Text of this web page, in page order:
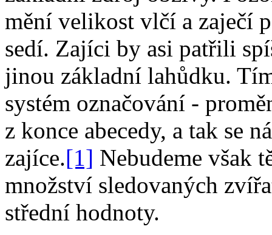
mění velikost vlčí a zaječí
sedí. Zajíci by asi patřili
jinou základní lahůdku.
systém označování -
z konce abecedy, a tak se
zajíce.[1] Nebudeme však
množství sledovaných
střední hodnoty.